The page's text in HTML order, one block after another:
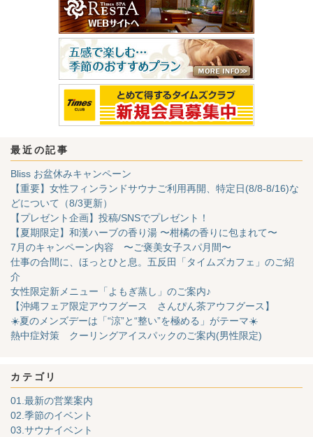
最近の記事
Bliss お盆休みキャンペーン
【重要】女性フィンランドサウナご利用再開、特定日(8/8-8/16)な
どについて（8/3更新）
【プレゼント企画】投稿/SNSでプレゼント！
【夏期限定】和漢ハーブの香り湯 〜柑橘の香りに包まれて〜
7月のキャンペーン内容 〜ご褒美女子スパ月間〜
仕事の合間に、ほっとひと息。五反田「タイムズカフェ」のご紹
介
女性限定新メニュー「よもぎ蒸し」のご案内♪
【沖縄フェア限定アウフグース さんぴん茶アウフグース】
☀️夏のメンズデーは「“涼”と“整い”を極める」がテーマ☀️
熱中症対策 クーリングアイスパックのご案内(男性限定)
カテゴリ
01.最新の営業案内
02.季節のイベント
03.サウナイベント